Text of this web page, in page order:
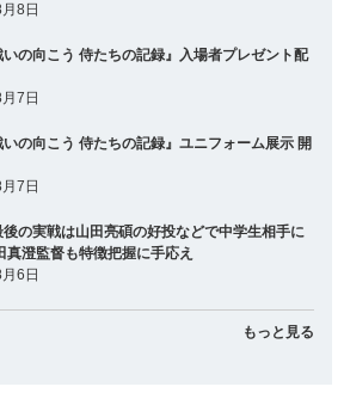
8日
の向こう 侍たちの記録』入場者プレゼント配
7日
の向こう 侍たちの記録』ユニフォーム展示 開
7日
後の実戦は山田亮碩の好投などで中学生相手に
真澄監督も特徴把握に手応え
6日
もっと見る